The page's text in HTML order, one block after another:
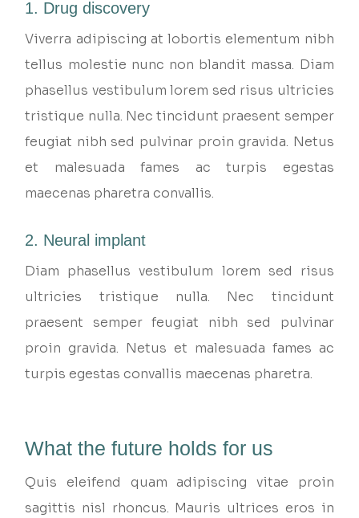
1. Drug discovery
Viverra adipiscing at lobortis elementum nibh
tellus molestie nunc non blandit massa. Diam
phasellus vestibulum lorem sed risus ultricies
tristique nulla. Nec tincidunt praesent semper
feugiat nibh sed pulvinar proin gravida. Netus
et malesuada fames ac turpis egestas
maecenas pharetra convallis.
2. Neural implant
Diam phasellus vestibulum lorem sed risus
ultricies tristique nulla. Nec tincidunt
praesent semper feugiat nibh sed pulvinar
proin gravida. Netus et malesuada fames ac
turpis egestas convallis maecenas pharetra.
What the future holds for us
Quis eleifend quam adipiscing vitae proin
sagittis nisl rhoncus. Mauris ultrices eros in